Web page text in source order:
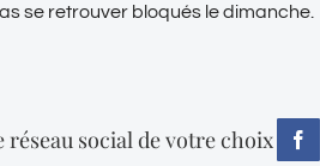
se retrouver bloqués le dimanche.
réseau social de votre choix